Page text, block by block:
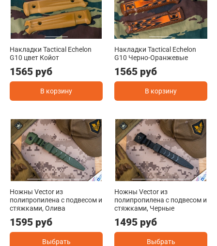
Накладки Tactical Echelon
G10 цвет Койот
1565 руб
В корзину
Накладки Tactical Echelon
G10 Черно-Оранжевые
1565 руб
В корзину
Ножны Vector из
полипропилена с подвесом и
стяжками, Олива
1595 руб
Выбрать
Ножны Vector из
полипропилена с подвесом и
стяжками, Черные
1495 руб
Выбрать